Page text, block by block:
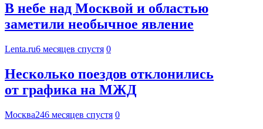
В небе над Москвой и областью
заметили необычное явление
Lenta.ru6 месяцев спустя 0
Несколько поездов отклонились
от графика на МЖД
Москва246 месяцев спустя 0